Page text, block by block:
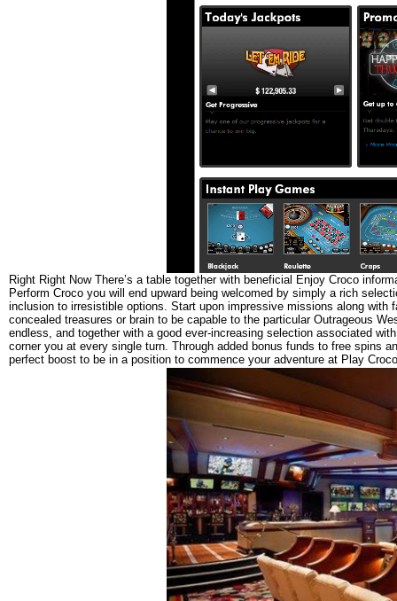
Right Right Now There’s a table together with beneficial Enjoy Croco
Perform Croco you will end upward being welcomed by simply a rich
inclusion to irresistible options. Start upon impressive missions along
concealed treasures or brain to be capable to the particular Outrageous
endless, and together with a good ever-increasing selection associated
corner you at every single turn. Through added bonus funds to free spins
perfect boost to be in a position to commence your adventure at Play